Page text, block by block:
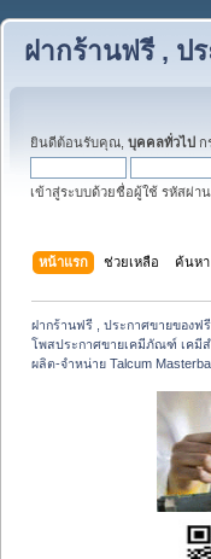
ฝากร้านฟรี , ป
ยินดีต้อนรับคุณ, บุคคลทั่วไป ก
เข้าสู่ระบบด้วยชื่อผู้ใช้ รหัสผ่า
หน้าแรก ช่วยเหลือ ค้นหา
ฝากร้านฟรี , ประกาศขายของฟ
โพสประกาศขายเคมีภัณฑ์ เคมี
ผลิต-จำหน่าย Talcum